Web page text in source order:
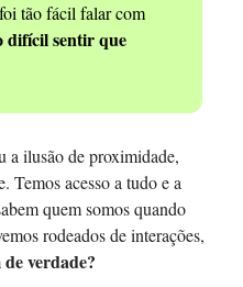
tão fácil falar com
difícil sentir que
a ilusão de proximidade,
Temos acesso a tudo e a
quem somos quando
rodeados de interações,
verdade?